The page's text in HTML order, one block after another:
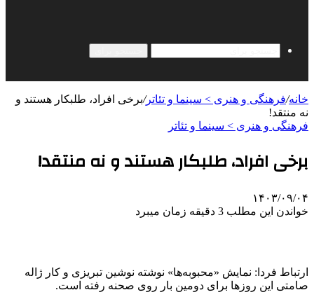
خانه/فرهنگی و هنری > سینما و تئاتر/برخی افراد، طلبکار هستند و
نه منتقد!
فرهنگی و هنری > سینما و تئاتر
برخی افراد، طلبکار هستند و نه منتقد!
۱۴۰۳/۰۹/۰۴
خواندن این مطلب 3 دقیقه زمان میبرد
ارتباط فردا: نمایش «محبوبه‌ها» نوشته نوشین تبریزی و کار ژاله
صامتی این روزها برای دومین بار روی صحنه رفته است.